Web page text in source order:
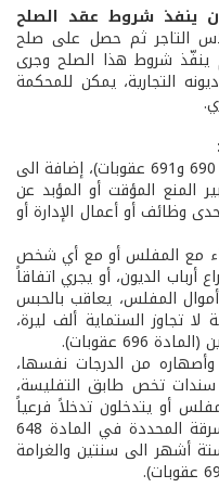
ينفذ شروط عقد الصلح
التاجر ثم حصل على صلح
ينفّذ شروط هذا الصلح وجرى
التجارية، يمكن للمحكمة
هي الحبس من شهر الى سنة (المادة 690 و691 عقوبات)، إضافة الى
المنع المؤقت أو المؤبد عن
وظائف أو أعمال الإدارة أو
مع المفلس أو مع أي شخص
الديون، أو يجري اتفاقاً
المفلس، يعاقب بالحبس
تجاوز الستماية ألف ليرة،
عقوبات).
من الدرجات نفسها،
تخص طابق التفليسة،
أو يتدخلون تدخلاً فرعياً
معه، وتكون عقوبتهم هي عقوبة السرقة المحددة في المادة 648
أشهر الى سنتين والغرامة